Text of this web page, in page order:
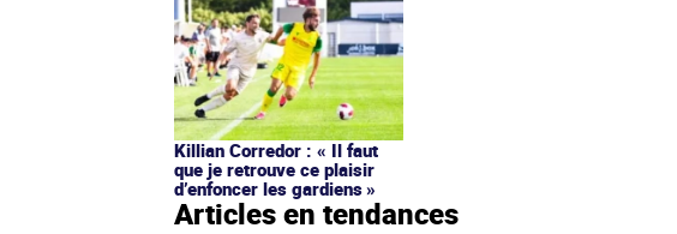
Killian Corredor : « Il faut
que je retrouve ce plaisir
d’enfoncer les gardiens »
Articles en tendances